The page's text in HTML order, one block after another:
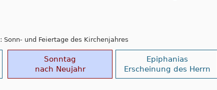
Sonn- und Feiertage des Kirchenjahres
Sonntag
nach Neujahr
Epiphanias
Erscheinung des Herrn